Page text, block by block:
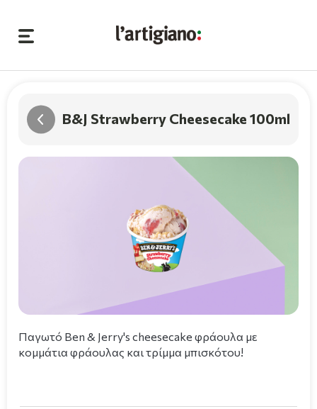
B&J Strawberry Cheesecake 100ml
Παγωτό Ben & Jerry's cheesecake φράουλα με
κομμάτια φράουλας και τρίμμα μπισκότου!